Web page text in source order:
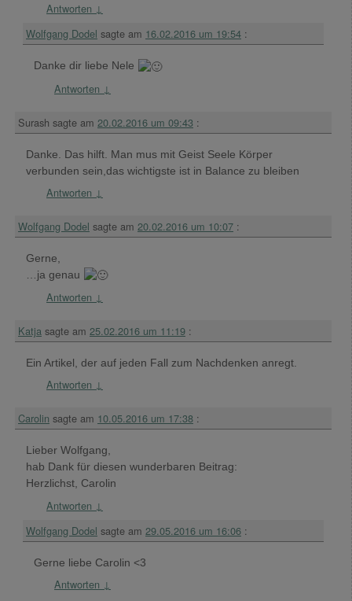
Antworten ↓
Wolfgang Dodel sagte am 16.02.2016 um 19:54 :
Danke dir liebe Nele
Antworten ↓
Surash sagte am 20.02.2016 um 09:43 :
Danke. Das hilft. Man mus mit Geist Seele Körper
verbunden sein,das wichtigste ist in Balance zu bleiben
Antworten ↓
Wolfgang Dodel sagte am 20.02.2016 um 10:07 :
Gerne,
…ja genau
Antworten ↓
Katja sagte am 25.02.2016 um 11:19 :
Ein Artikel, der auf jeden Fall zum Nachdenken anregt.
Antworten ↓
Carolin sagte am 10.05.2016 um 17:38 :
Lieber Wolfgang,
hab Dank für diesen wunderbaren Beitrag:
Herzlichst, Carolin
Antworten ↓
Wolfgang Dodel sagte am 29.05.2016 um 16:06 :
Gerne liebe Carolin <3
Antworten ↓